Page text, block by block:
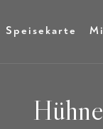
Speisekarte